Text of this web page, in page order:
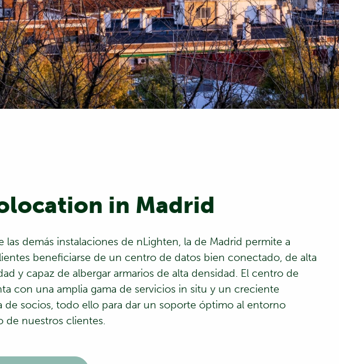
in Madrid
las demás instalaciones de nLighten, la de Madrid permite a
beneficiarse de un centro de datos bien conectado, de alta
y capaz de albergar armarios de alta densidad. El centro de
con una amplia gama de servicios in situ y un creciente
de socios, todo ello para dar un soporte óptimo al entorno
de nuestros clientes.